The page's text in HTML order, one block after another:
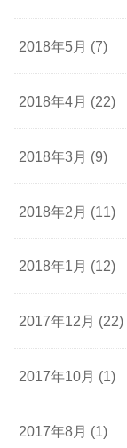
2018年5月 (7)
2018年4月 (22)
2018年3月 (9)
2018年2月 (11)
2018年1月 (12)
2017年12月 (22)
2017年10月 (1)
2017年8月 (1)